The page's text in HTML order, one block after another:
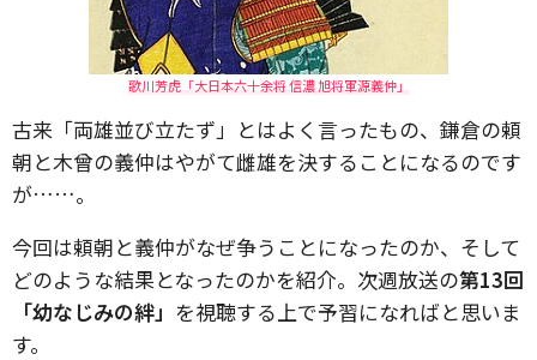
歌川芳虎「大日本六十余将 信濃 旭将軍源義仲」
古来「両雄並び立たず」とはよく言ったもの、鎌倉の頼
朝と木曾の義仲はやがて雌雄を決することになるのです
が……。
今回は頼朝と義仲がなぜ争うことになったのか、そして
どのような結果となったのかを紹介。次週放送の第13回
「幼なじみの絆」 を視聴する上で予習になればと思いま
す。